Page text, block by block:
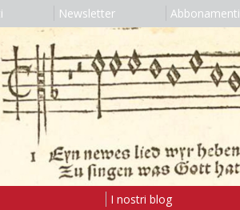
Newsletter Abbonamenti
I nostri blog